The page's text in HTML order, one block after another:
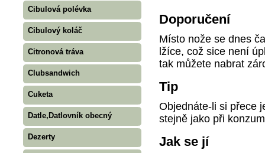
Cibulová polévka
Cibulový koláč
Citronová tráva
Clubsandwich
Cuketa
Datle,Datlovník obecný
Dezerty
Doporučení
Místo nože se dnes
lžíce, což sice není
tak můžete nabrat
Tip
Objednáte-li si přece
stejně jako při
Jak se jí